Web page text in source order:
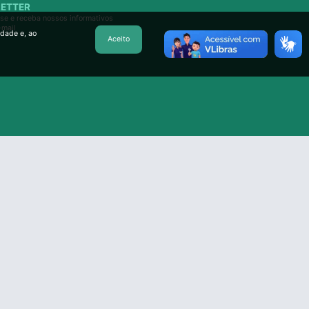
e receba nossos informativos
e, ao
Aceito